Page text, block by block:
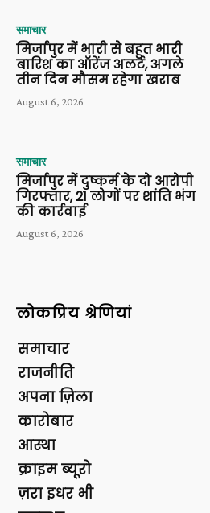
समाचार
मिर्जापुर में भारी से बहुत भारी
बारिश का ऑरेंज अलर्ट, अगले
तीन दिन मौसम रहेगा खराब
August 6, 2026
समाचार
मिर्जापुर में दुष्कर्म के दो आरोपी
गिरफ्तार, 21 लोगों पर शांति भंग
की कार्रवाई
August 6, 2026
लोकप्रिय श्रेणियां
समाचार
राजनीति
अपना ज़िला
कारोबार
आस्था
क्राइम ब्यूरो
ज़रा इधर भी